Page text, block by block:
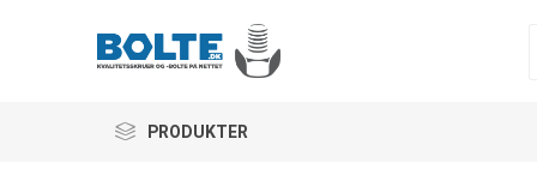
PRODUKTER